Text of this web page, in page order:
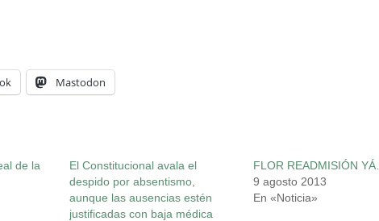
Mastodon
de la
El Constitucional avala el
despido por absentismo,
aunque las ausencias estén
justificadas con baja médica
FLOR READMISIÓN
9 agosto 2013
En «Noticia»